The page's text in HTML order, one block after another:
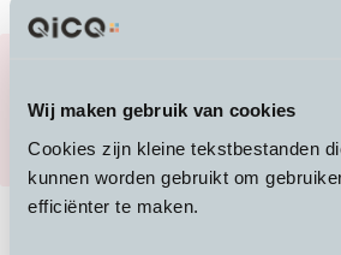
Wij maken gebruik van cookies
Cookies zijn kleine tekstbestanden
kunnen worden gebruikt om
efficiënter te maken.
Mail ons naarinfo@qicq.nlof bel ons
020 705 23 50